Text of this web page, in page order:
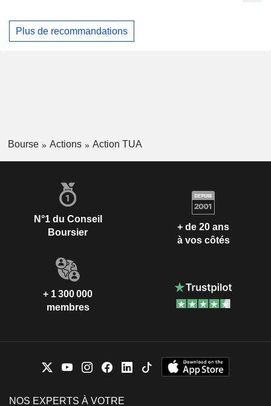
Plus de recommandations
Bourse Actions Action TUA
N°1 du Conseil
Boursier
+ de 20 ans
à vos côtés
+ 1 300 000
membres
NOS EXPERTS À VOTRE